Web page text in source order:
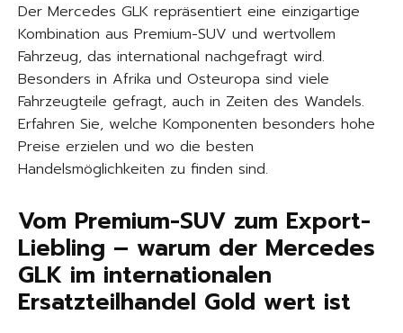
Der Mercedes GLK repräsentiert eine einzigartige
Kombination aus Premium-SUV und wertvollem
Fahrzeug, das international nachgefragt wird.
Besonders in Afrika und Osteuropa sind viele
Fahrzeugteile gefragt, auch in Zeiten des Wandels.
Erfahren Sie, welche Komponenten besonders hohe
Preise erzielen und wo die besten
Handelsmöglichkeiten zu finden sind.
Vom Premium-SUV zum Export-
Liebling – warum der Mercedes
GLK im internationalen
Ersatzteilhandel Gold wert ist